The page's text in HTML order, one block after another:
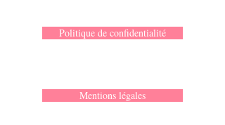
Politique de confidentialité
Mentions légales